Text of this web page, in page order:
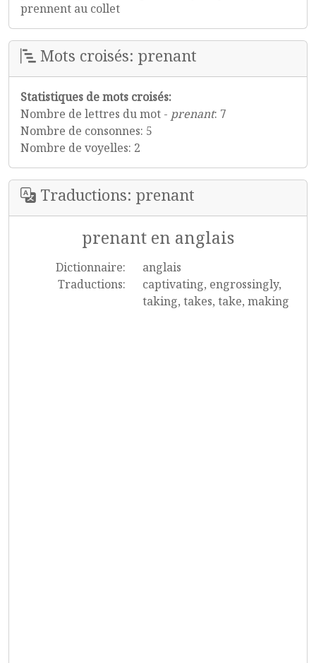
prennent au collet
Mots croisés: prenant
Statistiques de mots croisés:
Nombre de lettres du mot - prenant: 7
Nombre de consonnes: 5
Nombre de voyelles: 2
Traductions: prenant
prenant en anglais
Dictionnaire:
anglais
Traductions:
captivating, engrossingly,
taking, takes, take, making